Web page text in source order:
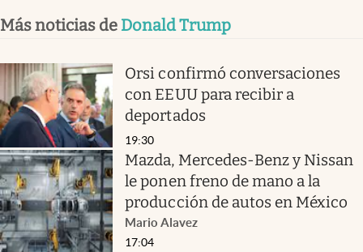
Más noticias de Donald Trump
Orsi confirmó conversaciones
con EEUU para recibir a
deportados
19:30
Mazda, Mercedes-Benz y Nissan
le ponen freno de mano a la
producción de autos en México
Mario Alavez
17:04